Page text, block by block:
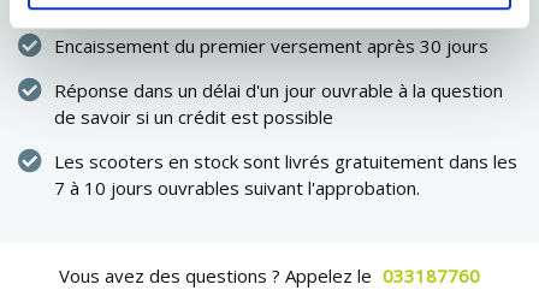
Encaissement du premier versement après 30 jours
Réponse dans un délai d'un jour ouvrable à la question
de savoir si un crédit est possible
Les scooters en stock sont livrés gratuitement dans les
7 à 10 jours ouvrables suivant l'approbation.
Vous avez des questions ? Appelez le 033187760